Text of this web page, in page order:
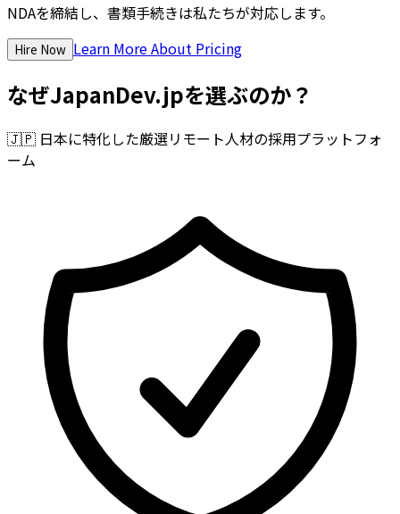
NDAを締結し、書類手続きは私たちが対応します。
Hire Now Learn More About Pricing
なぜJapanDev.jpを選ぶのか？
🇯🇵 日本に特化した厳選リモート人材の採用プラットフォ
ーム